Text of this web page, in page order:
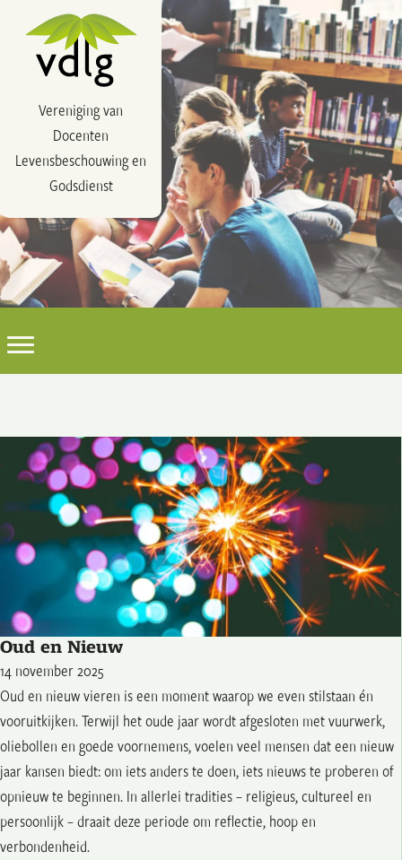
Vereniging van
Docenten
Levensbeschouwing en
Godsdienst
Oud en Nieuw
14 november 2025
Oud en nieuw vieren is een moment waarop we even stilstaan én
vooruitkijken. Terwijl het oude jaar wordt afgesloten met vuurwerk,
oliebollen en goede voornemens, voelen veel mensen dat een nieuw
jaar kansen biedt: om iets anders te doen, iets nieuws te proberen of
opnieuw te beginnen. In allerlei tradities – religieus, cultureel en
persoonlijk – draait deze periode om reflectie, hoop en
verbondenheid.